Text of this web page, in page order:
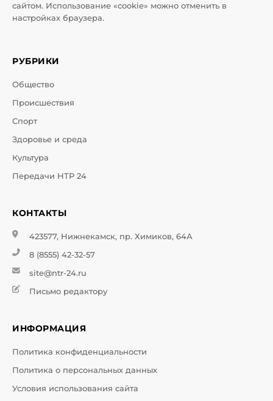
сайтом. Использование «cookie» можно отменить в
настройках браузера.
РУБРИКИ
Общество
Происшествия
Спорт
Здоровье и среда
Культура
Передачи НТР 24
КОНТАКТЫ
423577, Нижнекамск, пр. Химиков, 64А
8 (8555) 42-32-57
site@ntr-24.ru
Письмо редактору
ИНФОРМАЦИЯ
Политика конфиденциальности
Политика о персональных данных
Условия использования сайта